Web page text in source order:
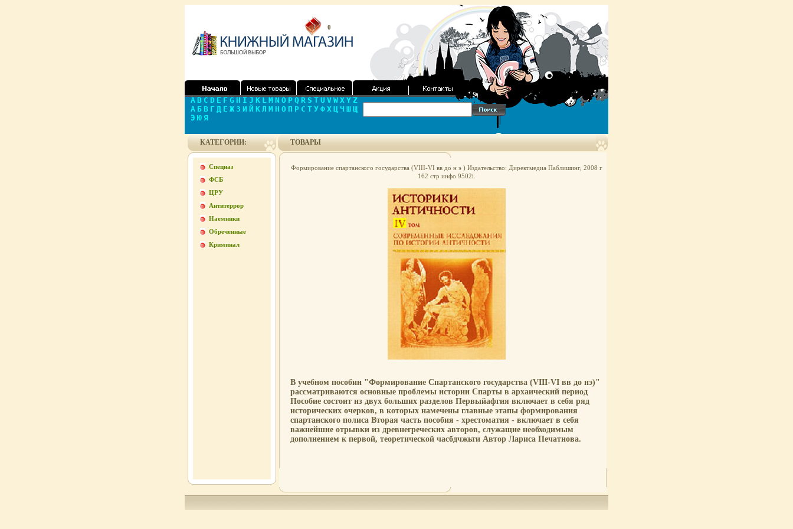
0
A B C D E F G H I J K L M N O P Q R S T U V W X Y Z
А Б В Г Д Е Ж З И Й К Л М Н О П Р С Т У Ф Х Ц Ч Ш Щ
Э Ю Я
КАТЕГОРИИ:
Спецназ
ФСБ
ЦРУ
Антитеррор
Наемники
Обреченные
Криминал
ТОВАРЫ
Формирование спартанского государства (VIII-VI вв до н э ) Издательство: Директмедиа Паблишинг, 2008 г
162 стр инфо 9502i.
В учебном пособии "Формирование Спартанского государства (VIII-VI вв до нэ)"
рассматриваются основные проблемы истории Спарты в архаический период
Пособие состоит из двух больших разделов Первыйафгия включает в себя ряд
исторических очерков, в которых намечены главные этапы формирования
спартанского полиса Вторая часть пособия - хрестоматия - включает в себя
важнейшие отрывки из древнегреческих авторов, служащие необходимым
дополнением к первой, теоретической часбдчжьти Автор Лариса Печатнова.